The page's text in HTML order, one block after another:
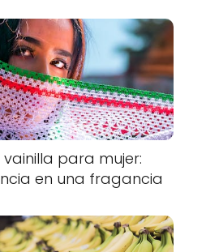
para mujer:
en una fragancia